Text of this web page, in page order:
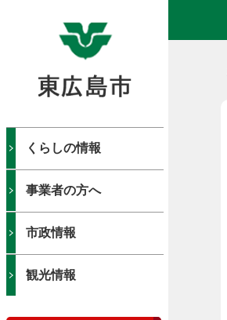
くらしの情報
事業者の方へ
市政情報
観光情報